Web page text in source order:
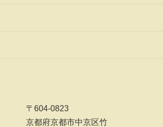
〒604-0823
京都府京都市中京区竹